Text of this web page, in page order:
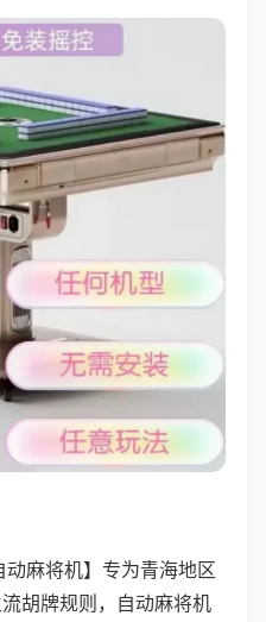
动麻将机】专为青海地区
胡牌规则，自动麻将机